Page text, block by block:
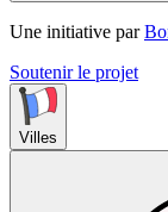
Une initiative par
Soutenir le projet
Villes